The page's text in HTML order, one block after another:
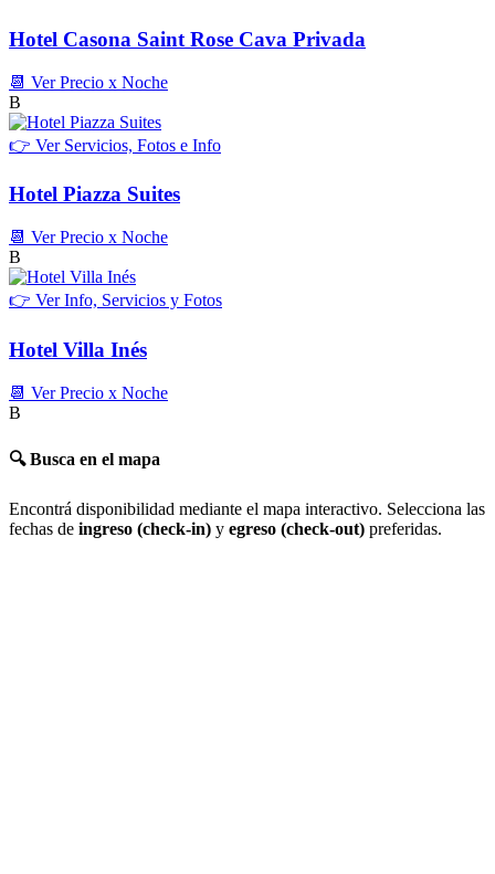
Hotel Casona Saint Rose Cava Privada
📆 Ver Precio x Noche
B
👉 Ver Servicios, Fotos e Info
Hotel Piazza Suites
📆 Ver Precio x Noche
B
👉 Ver Info, Servicios y Fotos
Hotel Villa Inés
📆 Ver Precio x Noche
B
🔍 Busca en el mapa
Encontrá disponibilidad mediante el mapa interactivo. Selecciona las
fechas de ingreso (check-in) y egreso (check-out) preferidas.